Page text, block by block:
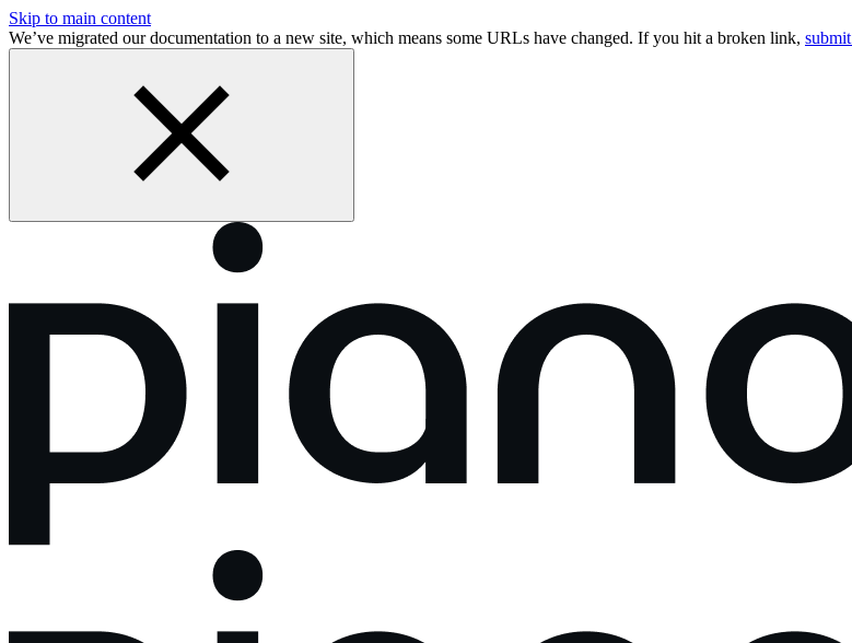
Skip to main content
We’ve migrated our documentation to a new site, which means some URLs have changed. If you hit a broken link,